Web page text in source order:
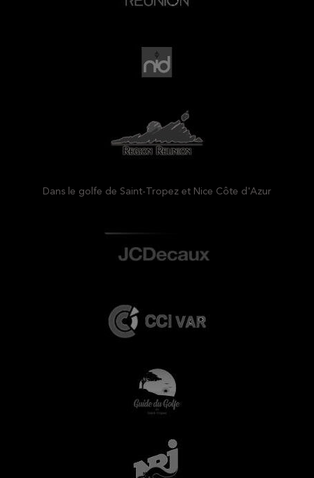
Dans le golfe de Saint-Tropez et Nice Côte d'Azur